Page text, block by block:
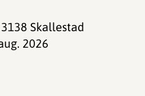
3138 Skallestad
2026